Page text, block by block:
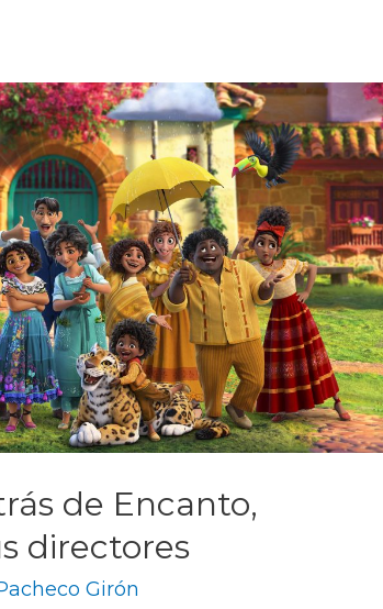
de Encanto,
directores
Girón